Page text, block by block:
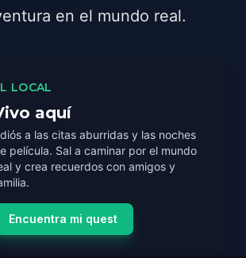
en el mundo real.
LOCAL
aquí
a las citas aburridas y las noches
película. Sal a caminar por el mundo
y crea recuerdos con amigos y
Encuentra mi quest